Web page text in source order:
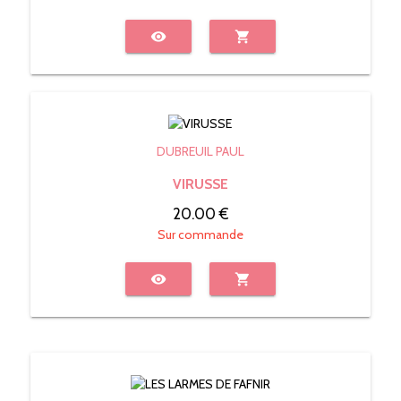
visibility shopping_cart
DUBREUIL PAUL
VIRUSSE
20.00 €
Sur commande
visibility shopping_cart